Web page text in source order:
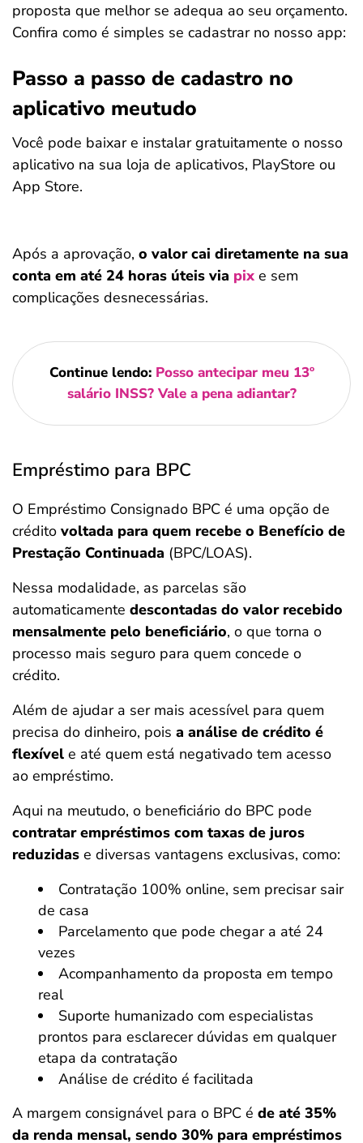
proposta que melhor se adequa ao seu orçamento.
Confira como é simples se cadastrar no nosso app:
Passo a passo de cadastro no
aplicativo meutudo
Você pode baixar e instalar gratuitamente o nosso
aplicativo na sua loja de aplicativos, PlayStore ou
App Store.
Após a aprovação, o valor cai diretamente na sua
conta em até 24 horas úteis via pix e sem
complicações desnecessárias.
Continue lendo: Posso antecipar meu 13º
salário INSS? Vale a pena adiantar?
Empréstimo para BPC
O Empréstimo Consignado BPC é uma opção de
crédito voltada para quem recebe o Benefício de
Prestação Continuada (BPC/LOAS).
Nessa modalidade, as parcelas são
automaticamente descontadas do valor recebido
mensalmente pelo beneficiário, o que torna o
processo mais seguro para quem concede o
crédito.
Além de ajudar a ser mais acessível para quem
precisa do dinheiro, pois a análise de crédito é
flexível e até quem está negativado tem acesso
ao empréstimo.
Aqui na meutudo, o beneficiário do BPC pode
contratar empréstimos com taxas de juros
reduzidas e diversas vantagens exclusivas, como:
Contratação 100% online, sem precisar sair
de casa
Parcelamento que pode chegar a até 24
vezes
Acompanhamento da proposta em tempo
real
Suporte humanizado com especialistas
prontos para esclarecer dúvidas em qualquer
etapa da contratação
Análise de crédito é facilitada
A margem consignável para o BPC é de até 35%
da renda mensal, sendo 30% para empréstimos